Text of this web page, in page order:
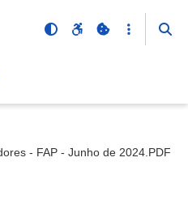
- FAP - Junho de 2024.PDF